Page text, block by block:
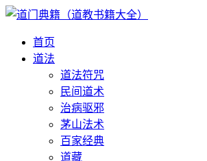
首页
道法
道法符咒
民间道术
治病驱邪
茅山法术
百家经典
道藏